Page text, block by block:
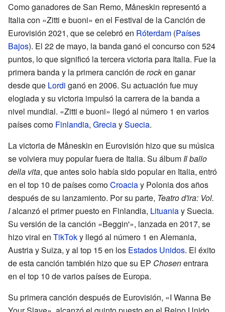
Como ganadores de San Remo, Måneskin representó a
Italia con «Zitti e buoni» en el Festival de la Canción de
Eurovisión 2021, que se celebró en Róterdam (Países
Bajos). El 22 de mayo, la banda ganó el concurso con 524
puntos, lo que significó la tercera victoria para Italia. Fue la
primera banda y la primera canción derocken ganar
desde que Lordi ganó en 2006. Su actuación fue muy
elogiada y su victoria impulsó la carrera de la banda a
nivel mundial. «Zitti e buoni» llegó al número 1 en varios
países como Finlandia, GreciaySuecia.
La victoria de Måneskin en Eurovisión hizo que su música
se volviera muy popular fuera de Italia. Su álbum Il ballo
della vita, que antes solo había sido popular en Italia, entró
en el top 10 de países comoCroaciay Polonia dos años
después de su lanzamiento. Por su parte, Teatro d'ira: Vol.
Ialcanzó el primer puesto en Finlandia, Lituaniay Suecia.
Su versión de la canción «Beggin'», lanzada en 2017, se
hizo viral en TikToky llegó al número 1 en Alemania,
Austria y Suiza, y al top 15 en los Estados Unidos. El éxito
de esta canción también hizo que su EP Chosenentrara
en el top 10 de varios países de Europa.
Su primera canción después de Eurovisión, «I Wanna Be